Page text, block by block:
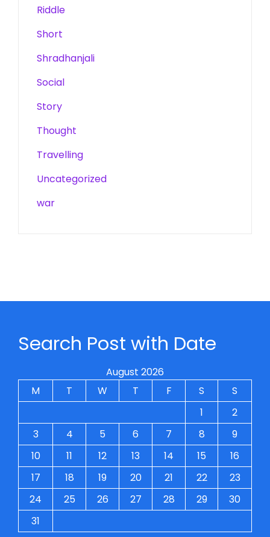
Riddle
Short
Shradhanjali
Social
Story
Thought
Travelling
Uncategorized
war
Search Post with Date
August 2026
M
T W T F S
S
1
2
3
4 5 6 7 8
9
10
11 12 13 14 15
16
17
18 19 20 21 22
23
24
25 26 27 28 29
30
31